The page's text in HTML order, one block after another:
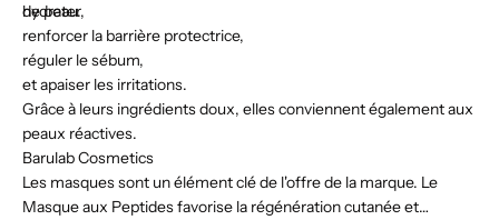
de peau.
hydrater,
renforcer la barrière protectrice,
réguler le sébum,
et apaiser les irritations.
Grâce à leurs ingrédients doux, elles conviennent également aux
peaux réactives.
Barulab Cosmetics
Les masques sont un élément clé de l'offre de la marque. Le
Masque aux Peptides favorise la régénération cutanée et